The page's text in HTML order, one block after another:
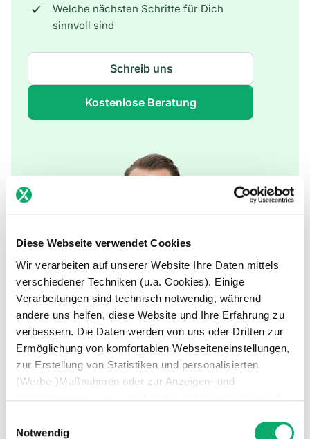
Diese Webseite verwendet Cookies
Wir verarbeiten auf unserer Website Ihre Daten mittels
verschiedener Techniken (u.a. Cookies). Einige
Verarbeitungen sind technisch notwendig, während
andere uns helfen, diese Website und Ihre Erfahrung zu
verbessern. Die Daten werden von uns oder Dritten zur
Ermöglichung von komfortablen Webseiteneinstellungen,
zur Erstellung von Statistiken und personalisierten
(Werbe-)Maßnahmen oder zur Anzeigen- und
zulassen. Unter “Auswahl erlauben” können Sie einzelne
Notwendig
Welche nächsten Schritte für Dich
sinnvoll sind
Kostenlose Beratung
Schreib uns